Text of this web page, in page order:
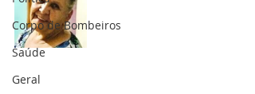
Corpo de Bombeiros
Saúde
Geral